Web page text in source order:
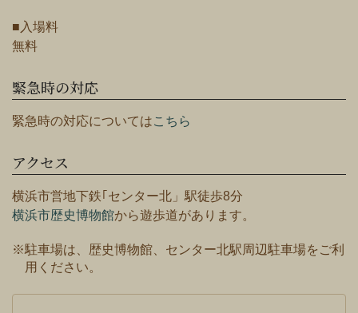
■入場料
無料
緊急時の対応
緊急時の対応についてはこちら
アクセス
横浜市営地下鉄｢センター北」駅徒歩8分
横浜市歴史博物館から遊歩道があります。
※駐車場は、歴史博物館、センター北駅周辺駐車場をご利
用ください。